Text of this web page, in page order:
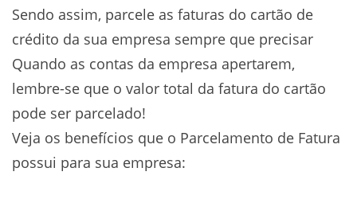
Sendo assim, parcele as faturas do cartão de
crédito da sua empresa sempre que precisar
Quando as contas da empresa apertarem,
lembre-se que o valor total da fatura do cartão
pode ser parcelado!
Veja os benefícios que o Parcelamento de Fatura
possui para sua empresa: